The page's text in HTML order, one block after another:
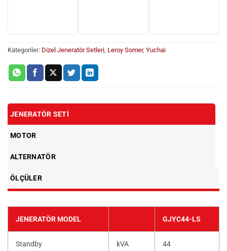
Kategoriler: Dizel Jeneratör Setleri, Leroy Somer, Yuchai
JENERATÖR SETI
MOTOR
ALTERNATÖR
ÖLÇÜLER
JENERATÖR MODEL GJYC44-LS
Standby kVA 44